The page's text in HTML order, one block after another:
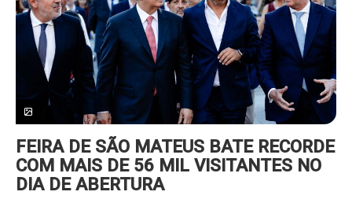
FEIRA DE SÃO MATEUS BATE RECORDE
COM MAIS DE 56 MIL VISITANTES NO
DIA DE ABERTURA